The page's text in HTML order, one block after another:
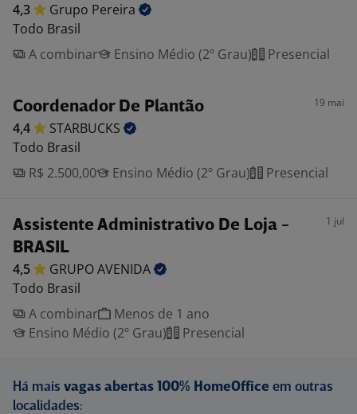
4,3 Grupo Pereira
Todo Brasil
A combinar
Ensino Médio (2º Grau) Presencial
Coordenador De Plantão 19 mai
4,4
STARBUCKS
Todo Brasil
R$ 2.500,00
Ensino Médio (2º Grau) Presencial
Assistente Administrativo De Loja -
BRASIL
1 jul
4,5 GRUPOAVENIDA
Todo Brasil
A combinar
Menos de 1 ano
Ensino Médio (2º Grau)
Presencial
Há mais vagas abertas 100% HomeOffice em outras
localidades: